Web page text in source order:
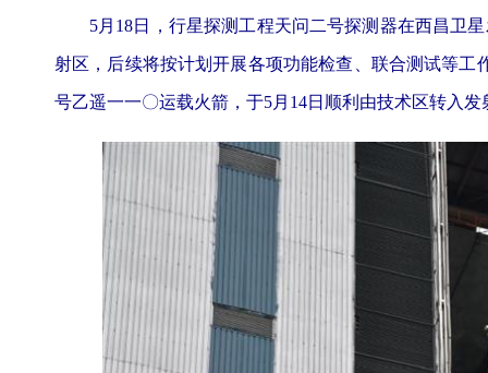
5月18日，行星探测工程天问二号探测器在西昌卫星
射区，后续将按计划开展各项功能检查、联合测试等
号乙遥一一〇运载火箭，于5月14日顺利由技术区转入